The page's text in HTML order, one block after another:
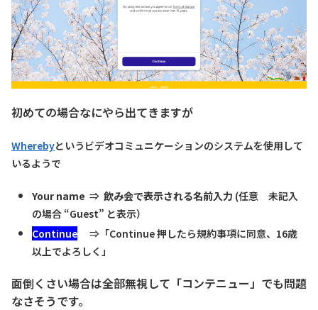
初めての場合なにやら出てきますが
Wherebyというビデオコミュニケーションのシステムを使用して
いるようで
Your name ⇒飲み会で表示される名前入力 (任意 未記入
の場合 “Guest” と表示）
Continue ⇒「Continue 押したら規約事項に同意、16歳
以上でよろしく」
面倒くさい場合は全部無視して「コンテニュー」でも問題
なさそうです。